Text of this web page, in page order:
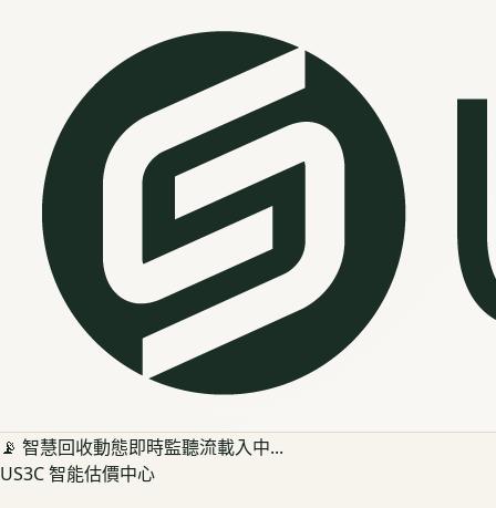
📡 智慧回收動態即時監聽流載入中...
US3C 智能估價中心